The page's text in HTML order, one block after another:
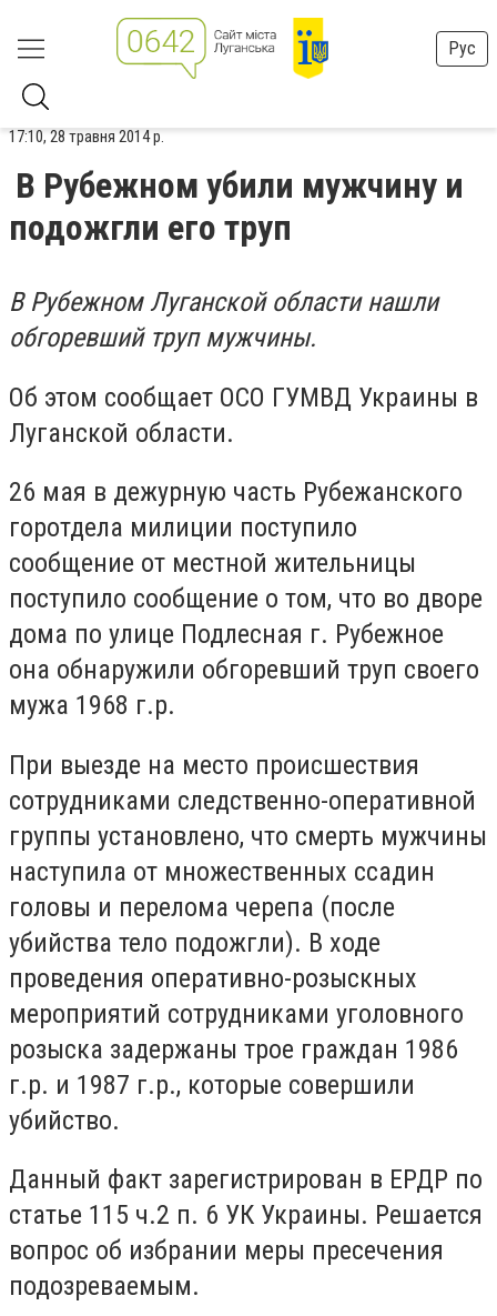
Рус
17:10, 28 травня 2014 р.
В Рубежном убили мужчину и
подожгли его труп
В Рубежном Луганской области нашли
обгоревший труп мужчины.
Об этом сообщает ОСО ГУМВД Украины в
Луганской области.
26 мая в дежурную часть Рубежанского
горотдела милиции поступило
сообщение от местной жительницы
поступило сообщение о том, что во дворе
дома по улице Подлесная г. Рубежное
она обнаружили обгоревший труп своего
мужа 1968 г.р.
При выезде на место происшествия
сотрудниками следственно-оперативной
группы установлено, что смерть мужчины
наступила от множественных ссадин
головы и перелома черепа (после
убийства тело подожгли). В ходе
проведения оперативно-розыскных
мероприятий сотрудниками уголовного
розыска задержаны трое граждан 1986
г.р. и 1987 г.р., которые совершили
убийство.
Данный факт зарегистрирован в ЕРДР по
статье 115 ч.2 п. 6 УК Украины. Решается
вопрос об избрании меры пресечения
подозреваемым.